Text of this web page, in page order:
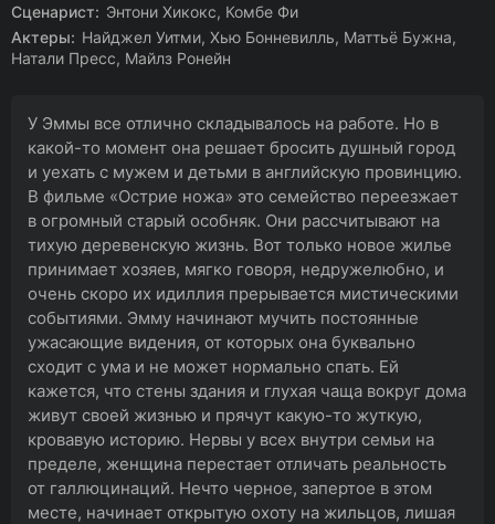
Сценарист: Энтони Хикокс, Комбе Фи
Актеры: Найджел Уитми, Хью Бонневилль, Маттьё Бужна,
Натали Пресс, Майлз Ронейн
У Эммы все отлично складывалось на работе. Но в
какой-то момент она решает бросить душный город
и уехать с мужем и детьми в английскую провинцию.
В фильме «Острие ножа» это семейство переезжает
в огромный старый особняк. Они рассчитывают на
тихую деревенскую жизнь. Вот только новое жилье
принимает хозяев, мягко говоря, недружелюбно, и
очень скоро их идиллия прерывается мистическими
событиями. Эмму начинают мучить постоянные
ужасающие видения, от которых она буквально
сходит с ума и не может нормально спать. Ей
кажется, что стены здания и глухая чаща вокруг дома
живут своей жизнью и прячут какую-то жуткую,
кровавую историю. Нервы у всех внутри семьи на
пределе, женщина перестает отличать реальность
от галлюцинаций. Нечто черное, запертое в этом
месте, начинает открытую охоту на жильцов, лишая